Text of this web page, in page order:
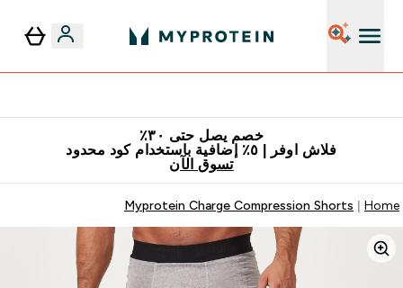
خصم يصل حتى ٣٠٪
فلاش اوفر | ٥٪ إضافية باستخدام كود محدود
تسوق الآن
Home
Myprotein Charge Compression Shorts